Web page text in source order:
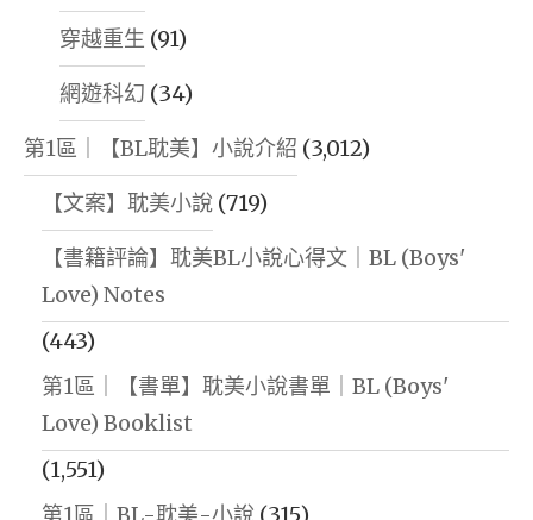
穿越重生 (91)
網遊科幻 (34)
第1區｜【BL耽美】小說介紹 (3,012)
【文案】耽美小說 (719)
【書籍評論】耽美BL小說心得文｜BL (Boys'
Love) Notes
(443)
第1區｜【書單】耽美小說書單｜BL (Boys'
Love) Booklist
(1,551)
第1區｜BL-耽美-小說 (315)